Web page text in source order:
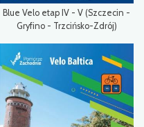
Blue Velo etap IV - V (Szczecin -
Gryfino - Trzcińsko-Zdrój)